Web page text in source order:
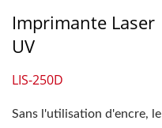
Imprimante Laser
UV
LIS-250D
Sans l'utilisation d'encre, le